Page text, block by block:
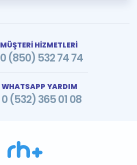
MÜŞTERİ HİZMETLERİ
0 (850) 532 74 74
WHATSAPP YARDIM
0 (532) 365 01 08